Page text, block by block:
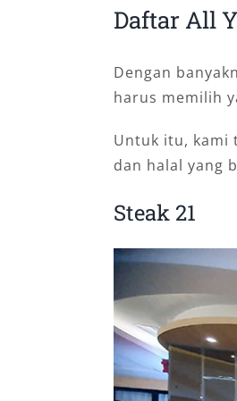
Daftar All
Dengan
harus memilih
Untuk itu, kami
dan halal yang
Steak 21